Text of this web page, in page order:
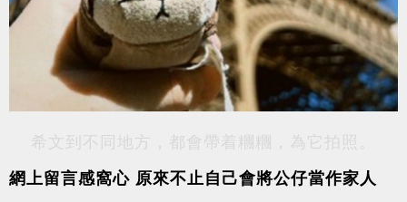
網上留言感窩心 原來不止自己會將公仔當作家人